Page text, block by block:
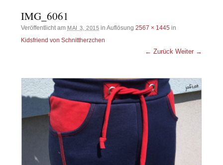
IMG_6061
Veröffentlicht am MAI 3, 2015 in Auflösung2567 × 1445 in
Kidsfriend von Schnittherzchen
← Zurück Weiter →